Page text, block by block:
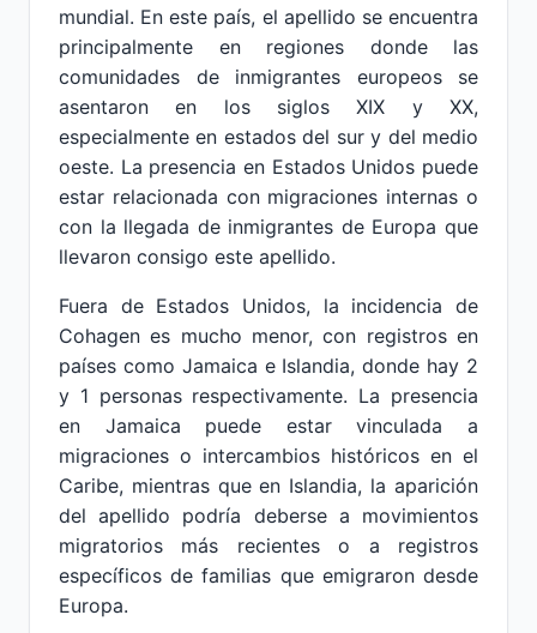
mundial. En este país, el apellido se encuentra
principalmente en regiones donde las
comunidades de inmigrantes europeos se
asentaron en los siglos XIX y XX,
especialmente en estados del sur y del medio
oeste. La presencia en Estados Unidos puede
estar relacionada con migraciones internas o
con la llegada de inmigrantes de Europa que
llevaron consigo este apellido.
Fuera de Estados Unidos, la incidencia de
Cohagen es mucho menor, con registros en
países como Jamaica e Islandia, donde hay 2
y 1 personas respectivamente. La presencia
en Jamaica puede estar vinculada a
migraciones o intercambios históricos en el
Caribe, mientras que en Islandia, la aparición
del apellido podría deberse a movimientos
migratorios más recientes o a registros
específicos de familias que emigraron desde
Europa.